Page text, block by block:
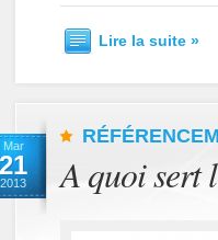
Lire la suite »
Mar
21
2013 A quoi sert